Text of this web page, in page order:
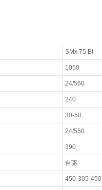
SMx 75 Bt
1050
24/560
240
30-50
24/550
390
自驱
450-305-450